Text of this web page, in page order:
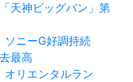
天神ビッグバン」第
ソニーG好調持続
最高
オリエンタルラン